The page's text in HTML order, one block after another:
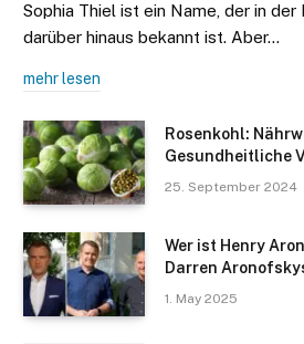
Sophia Thiel ist ein Name, der in der
darüber hinaus bekannt ist. Aber…
mehr lesen
Rosenkohl:
Gesundheitliche
25. September 2024
Wer ist Henry
Darren
1. May 2025